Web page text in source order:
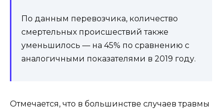
По данным перевозчика, количество
смертельных происшествий также
уменьшилось — на 45% по сравнению с
аналогичными показателями в 2019 году.
Отмечается, что в большинстве случаев травмы